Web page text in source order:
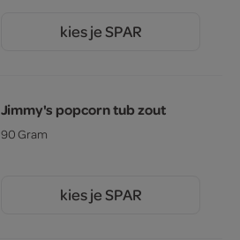
kies je SPAR
Jimmy's popcorn tub zout
90 Gram
kies je SPAR